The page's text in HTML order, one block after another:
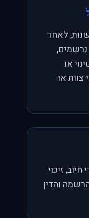
לאחד
או
צוות או
זיכוי
והדין